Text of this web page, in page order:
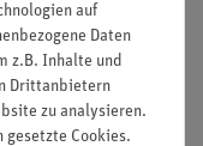
der Literaturwerte
auf
Daten
z.B. Inhalte und
Drittanbietern
zu analysieren.
Cookies.